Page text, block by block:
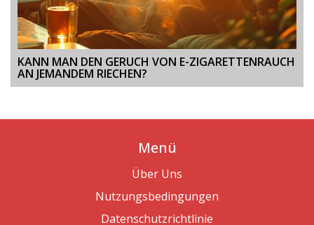
KANN MAN DEN GERUCH VON E-ZIGARETTENRAUCH
AN JEMANDEM RIECHEN?
Menü
Über Uns
Nutzungsbedingungen
Datenschutzrichtlinie